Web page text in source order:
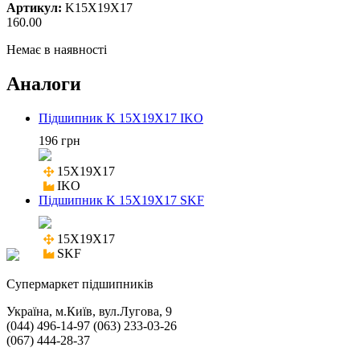
Артикул: K15X19X17
160.00
Немає в наявності
Аналоги
Підшипник K 15X19X17 IKO
196 грн
15X19X17
IKO
Підшипник K 15X19X17 SKF
15X19X17
SKF
Cупермаркет підшипників
Україна, м.Київ, вул.Лугова, 9
(044) 496-14-97 (063) 233-03-26
(067) 444-28-37